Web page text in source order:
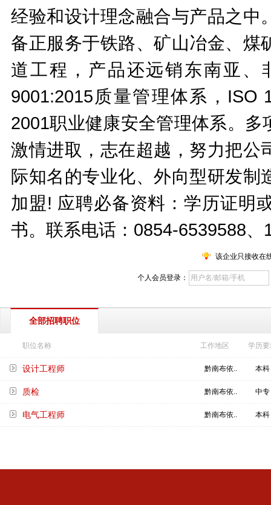
经验和设计理念融合与产品之中
备正服务于铁路、矿山冶金、煤
道工程，产品还远销东南亚、
9001:2015质量管理体系，ISO
2001职业健康安全管理体系。
激情进取，志在超越，努力把公
际知名的专业化、外向型研发制
加盟! 应聘必备资料：学历证明
书。联系电话：0854-6539588
该企业只接收在
个人会员登录：
全部招聘职位
职位名称 工作地区 学历
设计工程师 黔南布依.. 本科
质检 黔南布依.. 中专
电气工程师 黔南布依.. 本科